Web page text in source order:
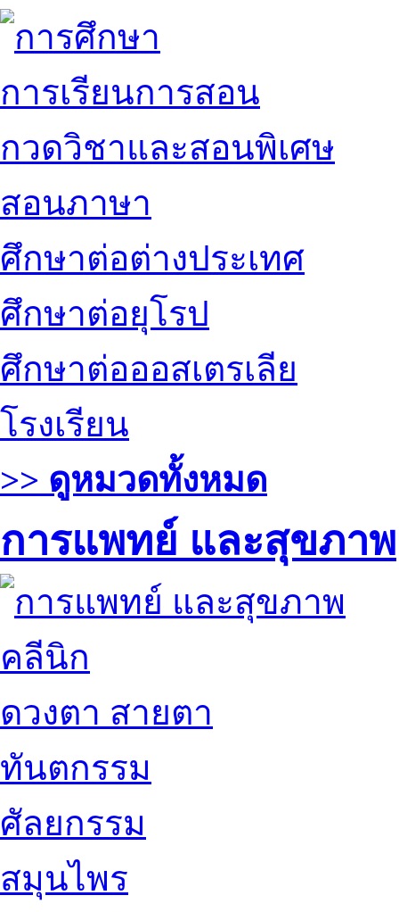
การเรียนการสอน
กวดวิชาและสอนพิเศษ
สอนภาษา
ศึกษาต่อต่างประเทศ
ศึกษาต่อยุโรป
ศึกษาต่อออสเตรเลีย
โรงเรียน
>> ดูหมวดทั้งหมด
การแพทย์ และสุขภาพ
คลีนิก
ดวงตา สายตา
ทันตกรรม
ศัลยกรรม
สมุนไพร